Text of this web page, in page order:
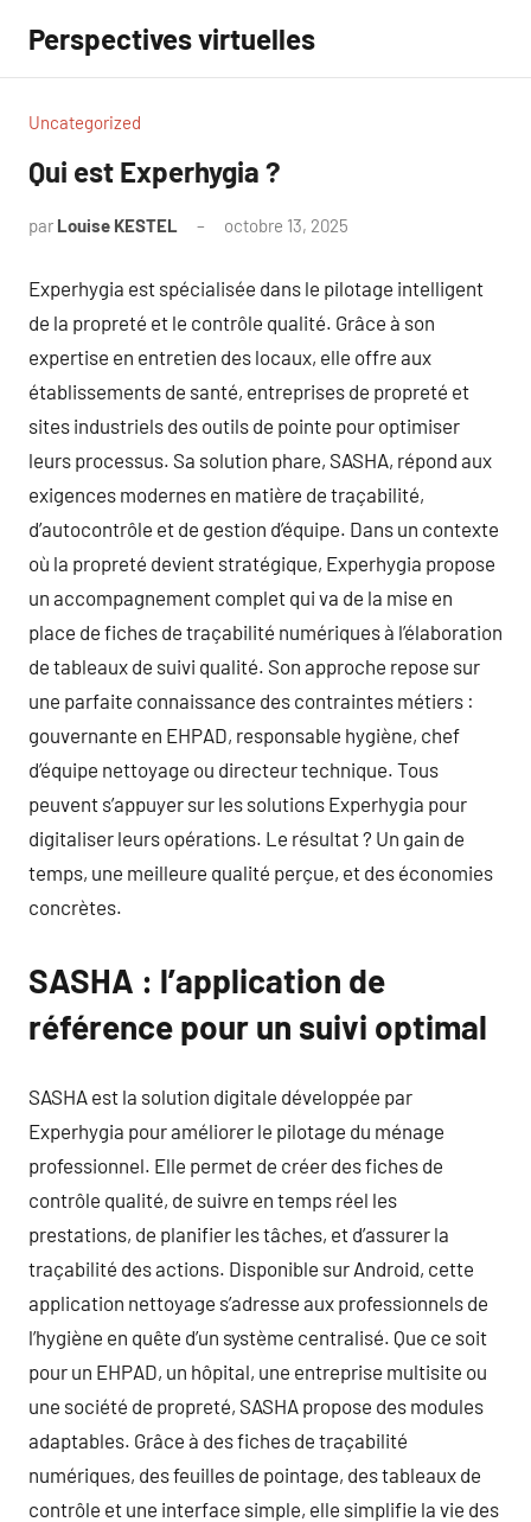
contenu
Perspectives virtuelles
Uncategorized
Qui est Experhygia ?
par Louise KESTEL octobre 13, 2025
Experhygia est spécialisée dans le pilotage intelligent
de la propreté et le contrôle qualité. Grâce à son
expertise en entretien des locaux, elle offre aux
établissements de santé, entreprises de propreté et
sites industriels des outils de pointe pour optimiser
leurs processus. Sa solution phare, SASHA, répond aux
exigences modernes en matière de traçabilité,
d’autocontrôle et de gestion d’équipe. Dans un contexte
où la propreté devient stratégique, Experhygia propose
un accompagnement complet qui va de la mise en
place de fiches de traçabilité numériques à l’élaboration
de tableaux de suivi qualité. Son approche repose sur
une parfaite connaissance des contraintes métiers :
gouvernante en EHPAD, responsable hygiène, chef
d’équipe nettoyage ou directeur technique. Tous
peuvent s’appuyer sur les solutions Experhygia pour
digitaliser leurs opérations. Le résultat ? Un gain de
temps, une meilleure qualité perçue, et des économies
concrètes.
SASHA : l’application de
référence pour un suivi optimal
SASHA est la solution digitale développée par
Experhygia pour améliorer le pilotage du ménage
professionnel. Elle permet de créer des fiches de
contrôle qualité, de suivre en temps réel les
prestations, de planifier les tâches, et d’assurer la
traçabilité des actions. Disponible sur Android, cette
application nettoyage s’adresse aux professionnels de
l’hygiène en quête d’un système centralisé. Que ce soit
pour un EHPAD, un hôpital, une entreprise multisite ou
une société de propreté, SASHA propose des modules
adaptables. Grâce à des fiches de traçabilité
numériques, des feuilles de pointage, des tableaux de
contrôle et une interface simple, elle simplifie la vie des